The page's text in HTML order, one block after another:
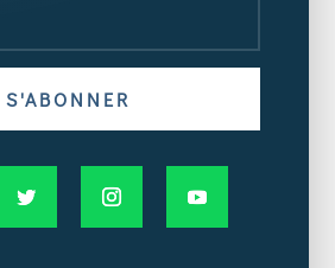
S'ABONNER